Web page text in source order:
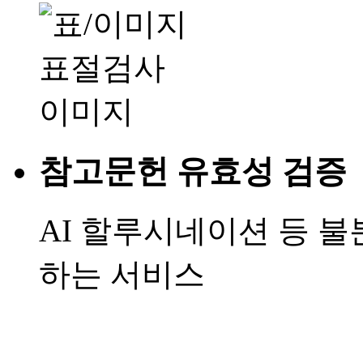
참고문헌 유효성 검증
AI 할루시네이션 등 불
하는 서비스